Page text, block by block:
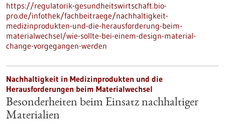
https://regulatorik-gesundheitswirtschaft.bio-
pro.de/infothek/fachbeitraege/nachhaltigkeit-
medizinprodukten-und-die-herausforderung-beim-
materialwechsel/wie-sollte-bei-einem-design-material-
change-vorgegangen-werden
Nachhaltigkeit in Medizinprodukten und die
Herausforderungen beim Materialwechsel
Besonderheiten beim Einsatz nachhaltiger
Materialien